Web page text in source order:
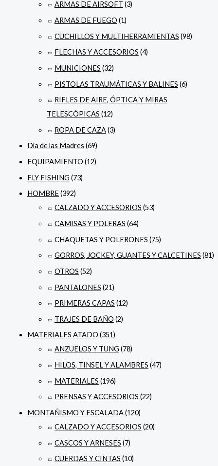
ARMAS DE AIRSOFT (3)
ARMAS DE FUEGO (1)
CUCHILLOS Y MULTIHERRAMIENTAS (98)
FLECHAS Y ACCESORIOS (4)
MUNICIONES (32)
PISTOLAS TRAUMÁTICAS Y BALINES (6)
RIFLES DE AIRE, ÓPTICA Y MIRAS
TELESCÓPICAS (12)
ROPA DE CAZA(3)
Día de las Madres (69)
EQUIPAMIENTO (12)
FLY FISHING (73)
HOMBRE(392)
CALZADO Y ACCESORIOS (53)
CAMISAS Y POLERAS (64)
CHAQUETAS Y POLERONES (75)
GORROS, JOCKEY, GUANTES Y CALCETINES (81)
OTROS (52)
PANTALONES (21)
PRIMERAS CAPAS (12)
TRAJES DE BAÑO (2)
MATERIALES ATADO (351)
ANZUELOS Y TUNG (78)
HILOS, TINSEL Y ALAMBRES (47)
MATERIALES (196)
PRENSAS Y ACCESORIOS (22)
MONTAÑISMO Y ESCALADA(120)
CALZADO Y ACCESORIOS (20)
CASCOS Y ARNESES (7)
CUERDAS Y CINTAS (10)